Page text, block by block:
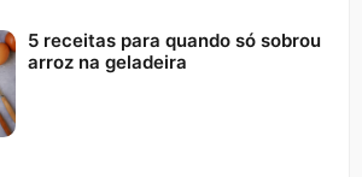
5 receitas para quando só sobrou
arroz na geladeira